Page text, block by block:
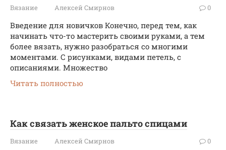
Вязание Алексей Смирнов 0
Введение для новичков Конечно, перед тем, как
начинать что-то мастерить своими руками, а тем
более вязать, нужно разобраться со многими
моментами. С рисунками, видами петель, с
описаниями. Множество
Читать полностью
Как связать женское пальто спицами
Вязание Алексей Смирнов 0